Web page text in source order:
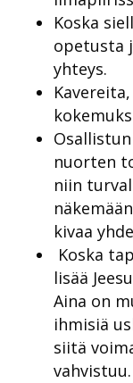
Koska
opetusta
yhteys.
nuorten
niin
kivaa
Koska
lisää
Aina on
ihmisiä
siitä
vahvistuu.